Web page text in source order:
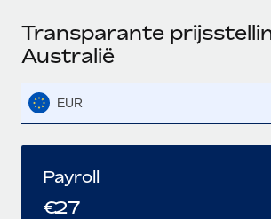
Transparante
Australië
EUR
Payroll
€27